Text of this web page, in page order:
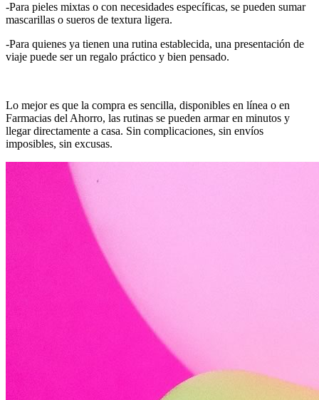
-Para pieles mixtas o con necesidades específicas, se pueden sumar
mascarillas o sueros de textura ligera.
-Para quienes ya tienen una rutina establecida, una presentación de
viaje puede ser un regalo práctico y bien pensado.
Lo mejor es que la compra es sencilla, disponibles en línea o en
Farmacias del Ahorro, las rutinas se pueden armar en minutos y
llegar directamente a casa. Sin complicaciones, sin envíos
imposibles, sin excusas.